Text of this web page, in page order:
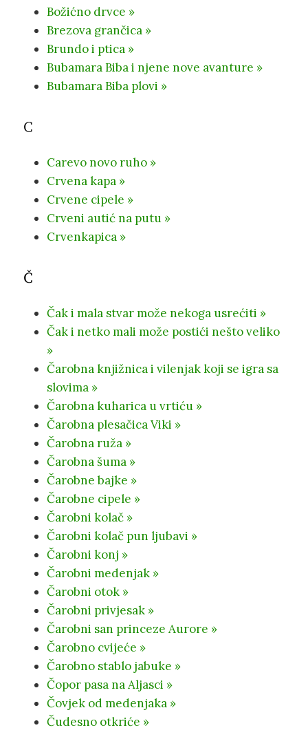
Božićno drvce »
Brezova grančica »
Brundo i ptica »
Bubamara Biba i njene nove avanture »
Bubamara Biba plovi »
C
Carevo novo ruho »
Crvena kapa »
Crvene cipele »
Crveni autić na putu »
Crvenkapica »
Č
Čak i mala stvar može nekoga usrećiti »
Čak i netko mali može postići nešto veliko
»
Čarobna knjižnica i vilenjak koji se igra sa
slovima »
Čarobna kuharica u vrtiću »
Čarobna plesačica Viki »
Čarobna ruža »
Čarobna šuma »
Čarobne bajke »
Čarobne cipele »
Čarobni kolač »
Čarobni kolač pun ljubavi »
Čarobni konj »
Čarobni medenjak »
Čarobni otok »
Čarobni privjesak »
Čarobni san princeze Aurore »
Čarobno cvijeće »
Čarobno stablo jabuke »
Čopor pasa na Aljasci »
Čovjek od medenjaka »
Čudesno otkriće »